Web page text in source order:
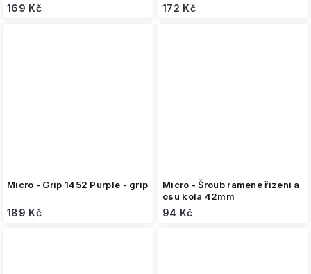
169 Kč 172 Kč
Micro - Grip 1452 Purple - grip
189 Kč
Micro - Šroub ramene řízení a
osu kola 42mm
94 Kč